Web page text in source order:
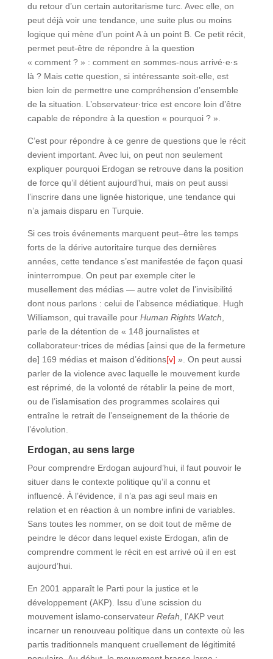
du retour d’un certain autoritarisme turc. Avec elle, on
peut déjà voir une tendance, une suite plus ou moins
logique qui mène d’un point A à un point B. Ce petit récit,
permet peut-être de répondre à la question
« comment ? » : comment en sommes-nous arrivé·e·s
là ? Mais cette question, si intéressante soit-elle, est
bien loin de permettre une compréhension d’ensemble
de la situation. L’observateur·trice est encore loin d’être
capable de répondre à la question « pourquoi ? ».
C’est pour répondre à ce genre de questions que le récit
devient important. Avec lui, on peut non seulement
expliquer pourquoi Erdogan se retrouve dans la position
de force qu’il détient aujourd’hui, mais on peut aussi
l’inscrire dans une lignée historique, une tendance qui
n’a jamais disparu en Turquie.
Si ces trois événements marquent peut–être les temps
forts de la dérive autoritaire turque des dernières
années, cette tendance s’est manifestée de façon quasi
ininterrompue. On peut par exemple citer le
musellement des médias — autre volet de l’invisibilité
dont nous parlons : celui de l’absence médiatique. Hugh
Williamson, qui travaille pour Human Rights Watch
parle de la détention de « 148 journalistes et
collaborateur·trices de médias [ainsi que de la fermeture
de] 169 médias et maison d’éditions[v] ». On peut aussi
parler de la violence avec laquelle le mouvement kurde
est réprimé, de la volonté de rétablir la peine de mort,
ou de l’islamisation des programmes scolaires qui
entraîne le retrait de l’enseignement de la théorie de
l’évolution.
Erdogan, au sens large
Pour comprendre Erdogan aujourd’hui, il faut pouvoir le
situer dans le contexte politique qu’il a connu et
influencé. À l’évidence, il n’a pas agi seul mais en
relation et en réaction à un nombre infini de variables.
Sans toutes les nommer, on se doit tout de même de
peindre le décor dans lequel existe Erdogan, afin de
comprendre comment le récit en est arrivé où il en est
aujourd’hui.
En 2001 apparaît le Parti pour la justice et le
développement (AKP). Issu d’une scission du
mouvement islamo-conservateur Refah , l’AKP veut
incarner un renouveau politique dans un contexte où les
partis traditionnels manquent cruellement de légitimité